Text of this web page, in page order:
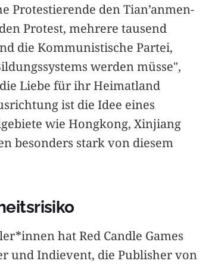
Protestierende den Tian’anmen-
Protest, mehrere tausend
die Kommunistische Partei,
werden müsse",
Liebe für ihr Heimatland
ist die Idee eines
wie Hongkong, Xinjiang
besonders stark von diesem
hat Red Candle Games
und Indievent, die Publisher von